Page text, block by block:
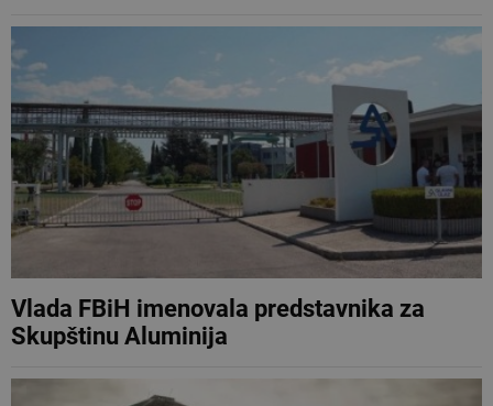
Vlada FBiH imenovala predstavnika za
Skupštinu Aluminija